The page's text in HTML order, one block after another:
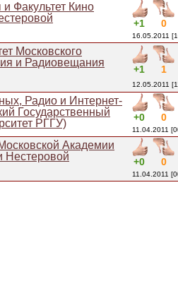
Факультет Кино
+1 0
16.05.2011
Московского
и Радиовещания
+1 1
12.05.2011
Радио и Интернет-
Государственный
РГГУ)
+0 0
11.04.2011
Академии
Нестеровой
+0 0
11.04.2011